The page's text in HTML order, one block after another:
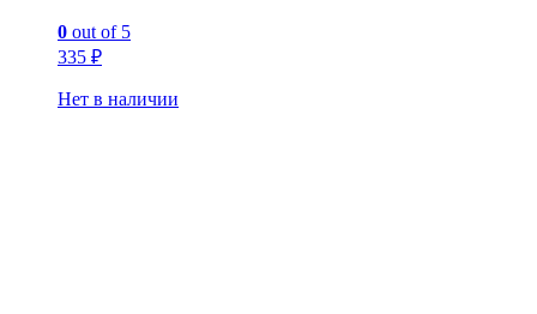
0 out of 5
335 ₽
Нет в наличии